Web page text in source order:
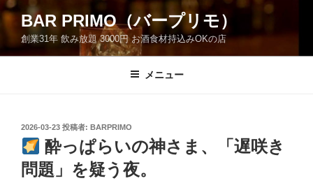
コ
ン
ン
BAR PRIMO（バープリモ）
創業31年 飲み放題 3000円 お酒食材持込みOKの店
メニュー
投
稿
日:
2026-03-23 投稿者: BARPRIMO
酔っぱらいの神さま、「遅咲き
問題」を疑う夜。